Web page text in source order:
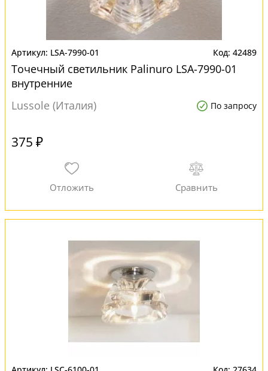
LSA-7990-01 42489
Точечный светильник Palinuro LSA-7990-01
внутренние
Lussole (Италия)
По запросу
375 ₽